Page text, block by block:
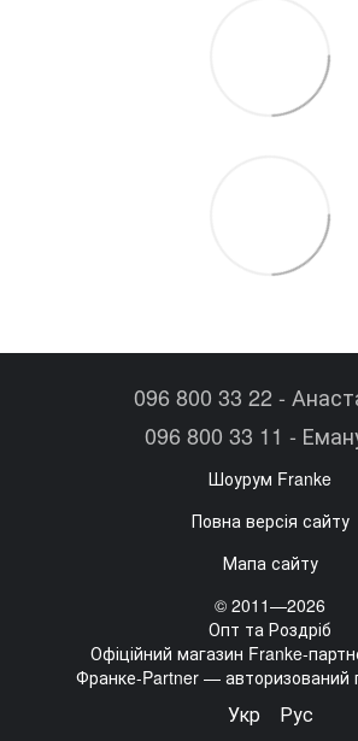
096 800 33 22 -
096 800 33 11 -
Шоурум Franke
Повна версія сайту
Мапа сайту
© 2011—2026
Опт та Роздріб
Офіційний магазин Franke-
Франке-Partner — авторизований
Укр Рус